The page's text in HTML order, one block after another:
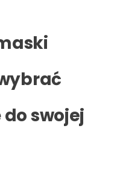
swojej